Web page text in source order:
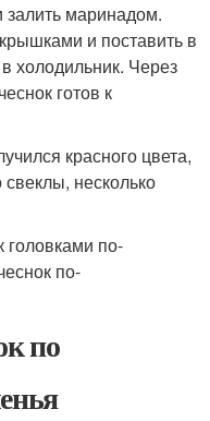
залить маринадом.
и поставить в
холодильник. Через
готов к
красного цвета,
несколько
по